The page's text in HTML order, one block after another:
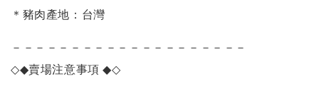
＊豬肉產地：台灣
－－－－－－－－－－－－－－－－－－－－
◇◆賣場注意事項◆◇